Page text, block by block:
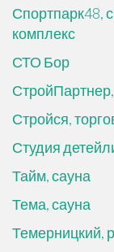
Спортпарк48,
комплекс
СТО Бор
Стройся,
Студия
Тайм, сауна
Тема, сауна
Темерницкий,